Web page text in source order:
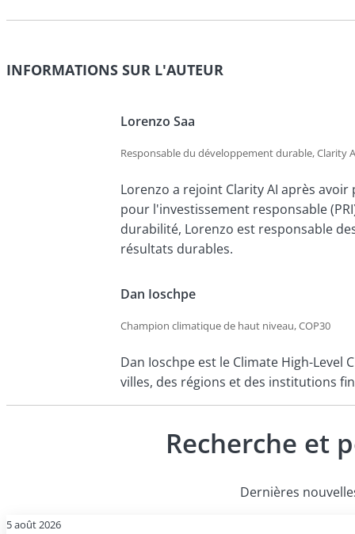
INFORMATIONS SUR L'AUTEUR
Lorenzo Saa
Responsable du développement durable, Clarity
Lorenzo a rejoint Clarity AI après
pour l'investissement responsable
durabilité, Lorenzo est responsable
résultats durables.
Dan Ioschpe
Champion climatique de haut niveau, COP30
Dan Ioschpe est le Climate High-
villes, des régions et des institutions
Recherche et
Dernières
5 août 2026